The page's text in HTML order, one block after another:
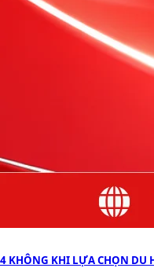
4 KHÔNG KHI LỰA CHỌN DU